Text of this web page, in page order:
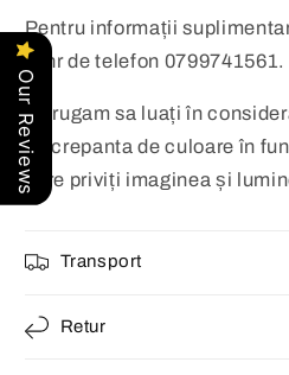
Pentru informații
la nr de telefon 0799741561.
Va rugam sa luați în
discrepanta de culoare în
care priviți imaginea și
Transport
Retur
Our Reviews